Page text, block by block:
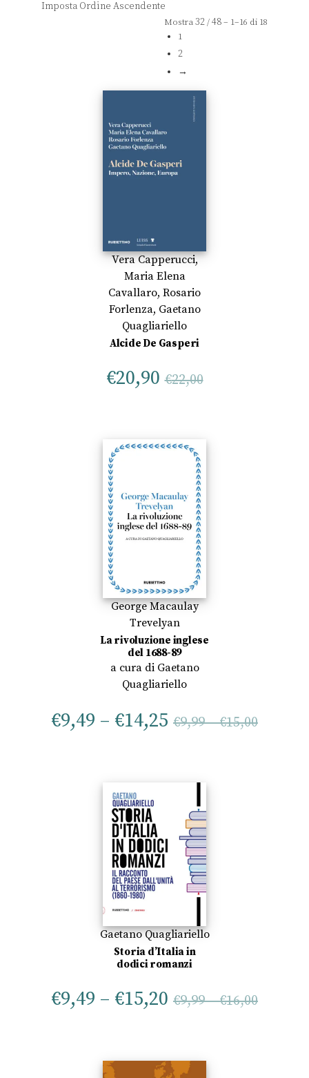
Mostra32/48– 1–16 di 18
1
2
→
Vera Capperucci,
Maria Elena
Cavallaro, Rosario
Forlenza, Gaetano
Quagliariello
Alcide De Gasperi
€20,90 €22,00
George Macaulay
Trevelyan
La rivoluzione inglese
del 1688-89
a cura di Gaetano
Quagliariello
€9,49 – €14,25 €9,99–€15,00
Gaetano Quagliariello
Storia d’Italia in
dodici romanzi
€9,49 – €15,20 €9,99–€16,00